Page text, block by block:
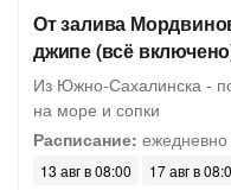
От залива
джипе (всё
Из Южно-Сахалинска -
на море и сопки
Расписание:
13 авг в 08:00 17 авг в